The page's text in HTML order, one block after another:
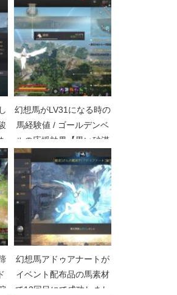
ました【黒い砂漠
Part4521】
幻想馬がLV31になる時の
馬経験値 / ゴールデンベ
ルの応援効果【黒い砂漠
Part3598】
幻想馬アドゥアナートが
イベント配布品の馬素材
で13回目にで成功しまし